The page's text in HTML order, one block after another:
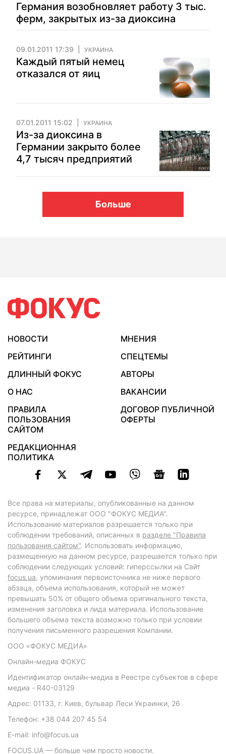
Германия возобновляет работу 3 тыс.
ферм, закрытых из-за диоксина
09.01.2011 17:39 УКРАИНА
Каждый пятый немец
отказался от яиц
07.01.2011 15:02 УКРАИНА
Из-за диоксина в
Германии закрыто более
4,7 тысяч предприятий
Больше
НОВОСТИ
МНЕНИЯ
РЕЙТИНГИ
СПЕЦТЕМЫ
ДЛИННЫЙ ФОКУС
АВТОРЫ
О НАС
ВАКАНСИИ
ПРАВИЛА
ПОЛЬЗОВАНИЯ
САЙТОМ
ДОГОВОР ПУБЛИЧНОЙ
ОФЕРТЫ
РЕДАКЦИОННАЯ
ПОЛИТИКА
Все права на материалы, опубликованные на данном
ресурсе, принадлежат ООО "ФОКУС МЕДИА".
Использование материалов разрешается только при
соблюдении требований, описанных в разделе "Правила
пользования сайтом". Использовать информацию,
размещенную на данном ресурсе, разрешается только при
соблюдении следующих условий: гиперссылки на Сайт
focus.ua, упоминания первоисточника не ниже первого
абзаца, объема использования, который не может
превышать 50% от общего объема оригинального текста,
изменения заголовка и лида материала. Использование
большего объема текста возможно только при условии
получения письменного разрешения Компании.
ООО «ФОКУС МЕДИА»
Онлайн-медиа ФОКУС
Идентификатор онлайн-медиа в Реестре субъектов в сфере
медиа - R40-03129
Адрес: 01133, г. Киев, бульвар Леси Украинки, 26
Телефон: +38 044 207 45 54
E-mail: info@focus.ua
FOCUS.UA — больше чем просто новости.